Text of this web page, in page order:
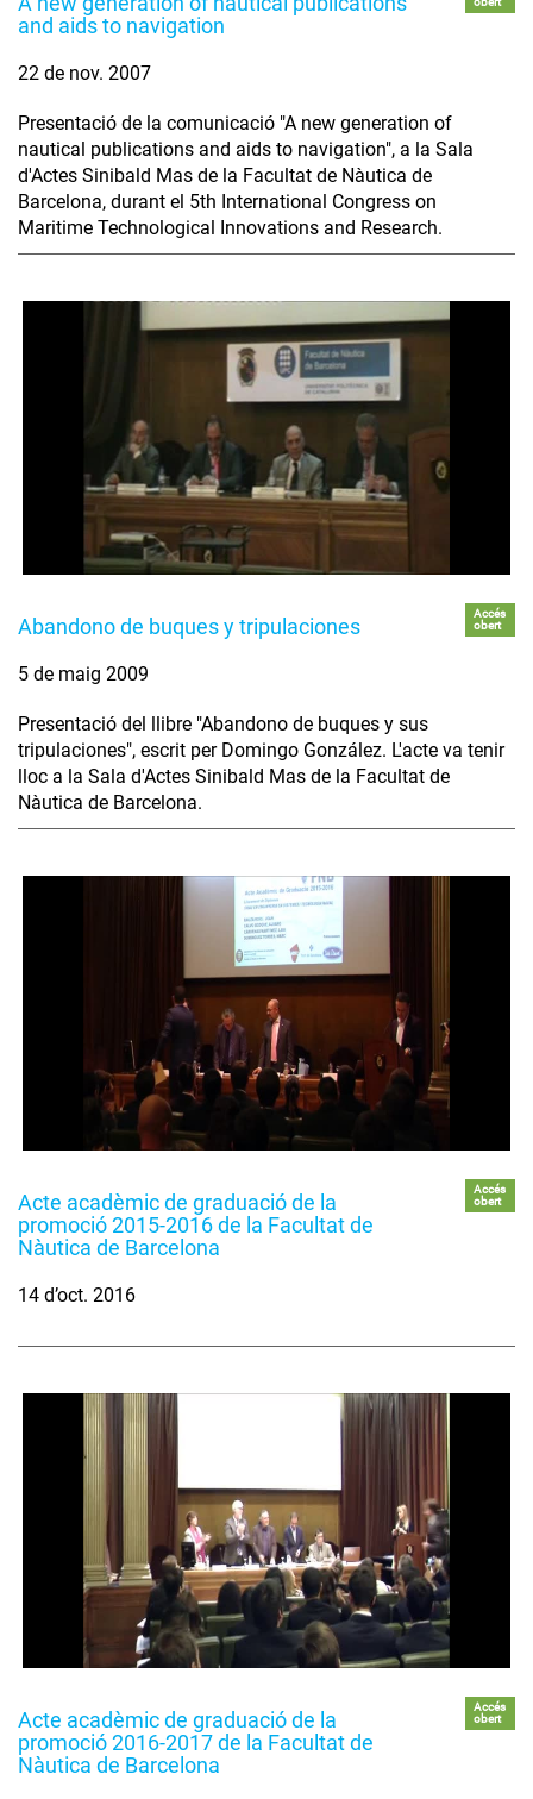
and aids to navigation
22 de nov. 2007
Presentació de la comunicació "A new generation of
nautical publications and aids to navigation", a la Sala
d'Actes Sinibald Mas de la Facultat de Nàutica de
Barcelona, durant el 5th International Congress on
Maritime Technological Innovations and Research.
Abandono de buques y tripulaciones
Accés
obert
5 de maig 2009
Presentació del llibre "Abandono de buques y sus
tripulaciones", escrit per Domingo González. L'acte va tenir
lloc a la Sala d'Actes Sinibald Mas de la Facultat de
Nàutica de Barcelona.
Acte acadèmic de graduació de la
promoció 2015-2016 de la Facultat de
Nàutica de Barcelona
Accés
obert
14 d’oct. 2016
Acte acadèmic de graduació de la
promoció 2016-2017 de la Facultat de
Nàutica de Barcelona
Accés
obert